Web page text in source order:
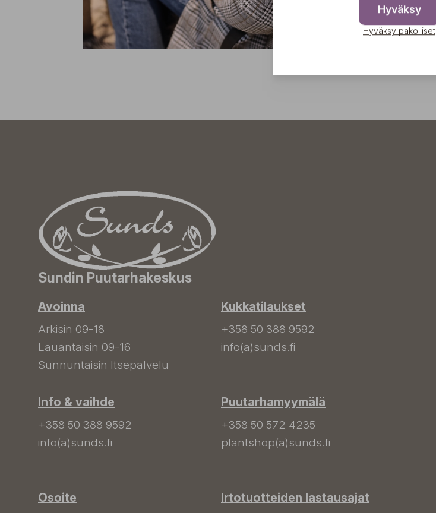
Sundin Puutarhakeskus
Avoinna
Arkisin 09-18
Lauantaisin 09-16
Sunnuntaisin Itsepalvelu
Info & vaihde
+358 50 388 9592
info(a)sunds.fi
Osoite
Kukkatilaukset
+358 50 388 9592
info(a)sunds.fi
Puutarhamyymälä
+358 50 572 4235
plantshop(a)sunds.fi
Irtotuotteiden lastausajat
Hyväksy
Hyväksy pakolliset